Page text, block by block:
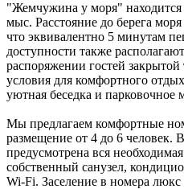
"Жемчужина у моря"
мыс. Расстояние до берега моря
что эквивалентно 5 минутам
доступности также
распоряжении гостей закрытой
условия для комфортного
уютная беседка и парковочное
Мы предлагаем комфортные
размещение от 4 до 6 человек.
предусмотрена вся
собственный санузел,
Wi-Fi. Заселение в номера